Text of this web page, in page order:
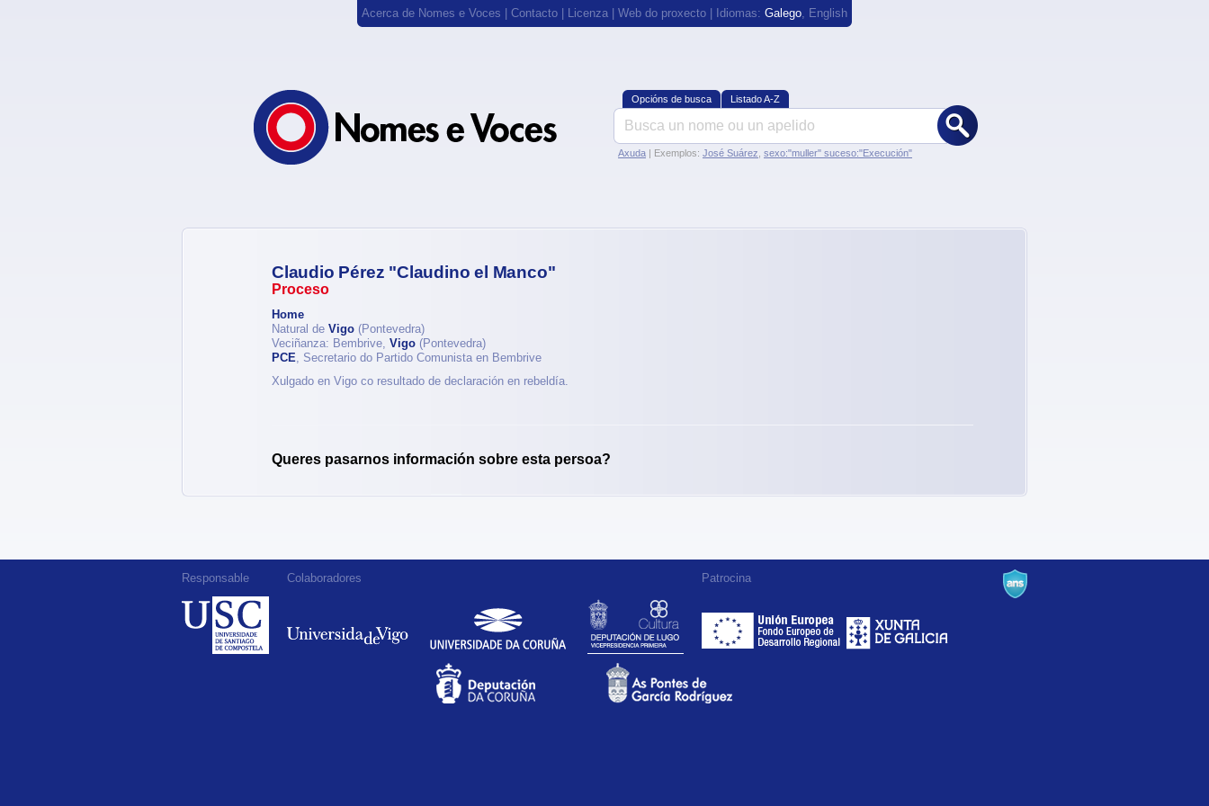
Acerca de Nomes e Voces Contacto Licenza Web do proxecto | Idiomas: Galego, English
Opcións de busca Listado A-Z
Axuda | Exemplos: José Suárez sexo:"muller" suceso:"Execución"
Claudio Pérez "Claudino el Manco"
Proceso
Home
Natural de Vigo (Pontevedra)
Veciñanza: Bembrive, Vigo (Pontevedra)
PCE, Secretario do Partido Comunista en Bembrive
Xulgado en Vigo co resultado de declaración en rebeldía.
Queres pasarnos información sobre esta persoa?
Responsable Colaboradores Patrocina